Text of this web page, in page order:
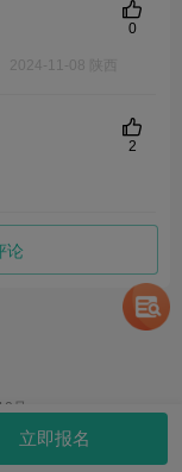
2024-11-08 陕西
0
2
论
队伍管理
立即报名
号